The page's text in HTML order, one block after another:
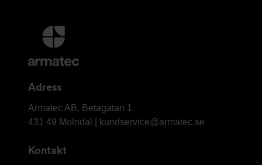
Ytterligare
information
och
Adress
Armatec
AB
Armatec AB, Betagatan 1
431 49 Mölndal |
kundservice@armatec.se
Kontakt